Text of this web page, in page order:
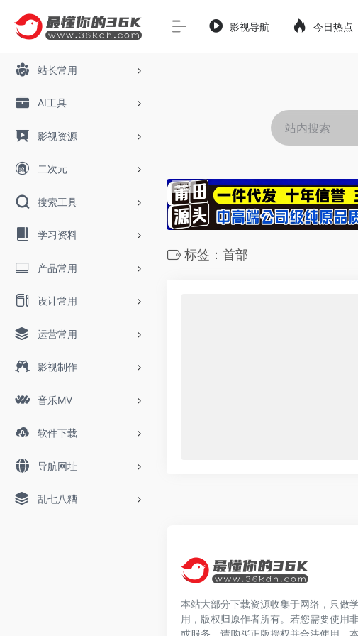
站长常用
AI工具
影视资源
二次元
搜索工具
学习资料
产品常用
设计常用
运营常用
影视制作
音乐MV
软件下载
导航网址
乱七八糟
影视导航 今日热点
标签：首部
本站大部分下载资源收集于网络，只做
用，版权归原作者所有。若您需要使用
或服务，请购买正版授权并合法使用。